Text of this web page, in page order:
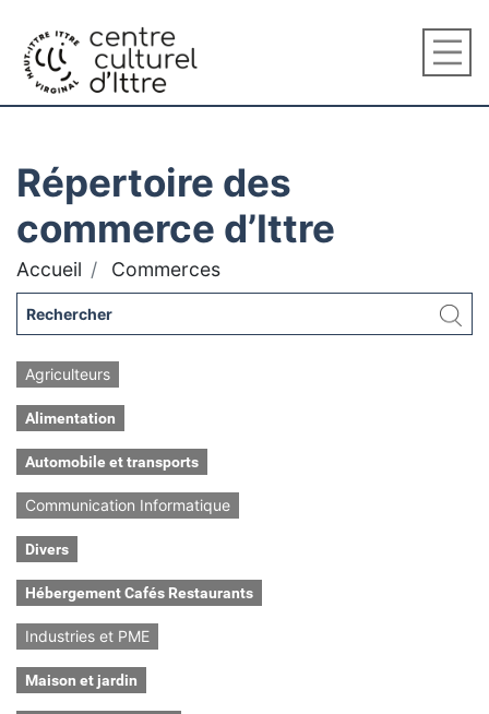
Répertoire des
commerce d’Ittre
Accueil Commerces
Agriculteurs
Alimentation
Automobile et transports
Communication Informatique
Divers
Hébergement Cafés Restaurants
Industries et PME
Maison et jardin